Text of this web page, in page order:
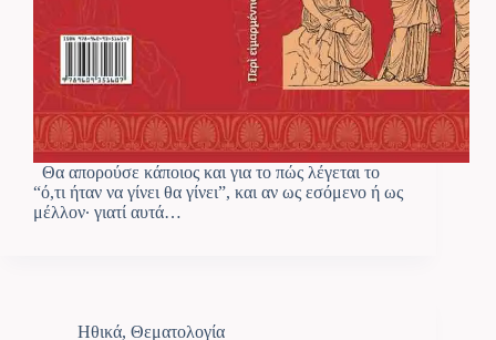
Θα απορούσε κάποιος και για το πώς λέγεται το
“ό,τι ήταν να γίνει θα γίνει”, και αν ως εσόμενο ή ως
μέλλον· γιατί αυτά…
Ηθικά, Θεματολογία